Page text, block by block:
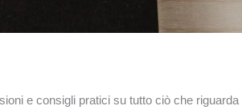
e consigli pratici su tutto ciò che riguarda